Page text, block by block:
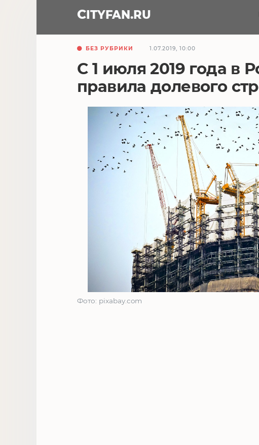
CITYFAN.RU
БЕЗ РУБРИКИ 1.07.2019, 10:00
С 1 июля 2019 года в
правила долевого
Фото: pixabay.com